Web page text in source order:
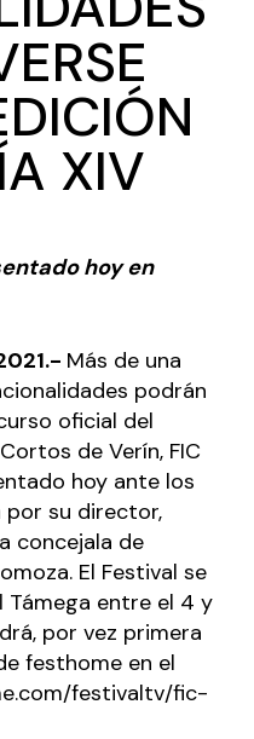
XIV
hoy en
Más de una
podrán
oficial del
de Verín, FIC
hoy ante los
por su director,
concejala de
El Festival se
Támega entre el 4 y
por vez primera
festhome en el
festivaltv/fic-